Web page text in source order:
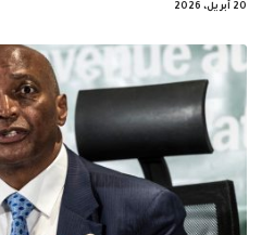
20 أبريل، 2026